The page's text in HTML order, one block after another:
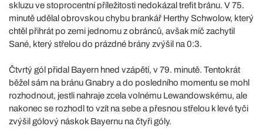
skluzu ve stoprocentní příležitosti nedokázal trefit bránu. V 75.
minutě udělal obrovskou chybu brankář Herthy Schwolow, který
chtěl přihrát po zemi jednomu z obránců, avšak míč zachytil
Sané, který střelou do prázdné brány zvýšil na 0:3.
Čtvrtý gól přidal Bayern hned vzápětí, v 79. minutě. Tentokrát
běžel sám na bránu Gnabry a do posledního momentu se mohl
rozhodnout, jestli nahraje zcela volnému Lewandowskému, ale
nakonec se rozhodl to vzít na sebe a přesnou střelou k levé tyči
zvýšil gólový náskok Bayernu na čtyři góly.